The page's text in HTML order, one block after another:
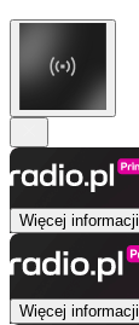
Więcej informacji
Więcej informacji